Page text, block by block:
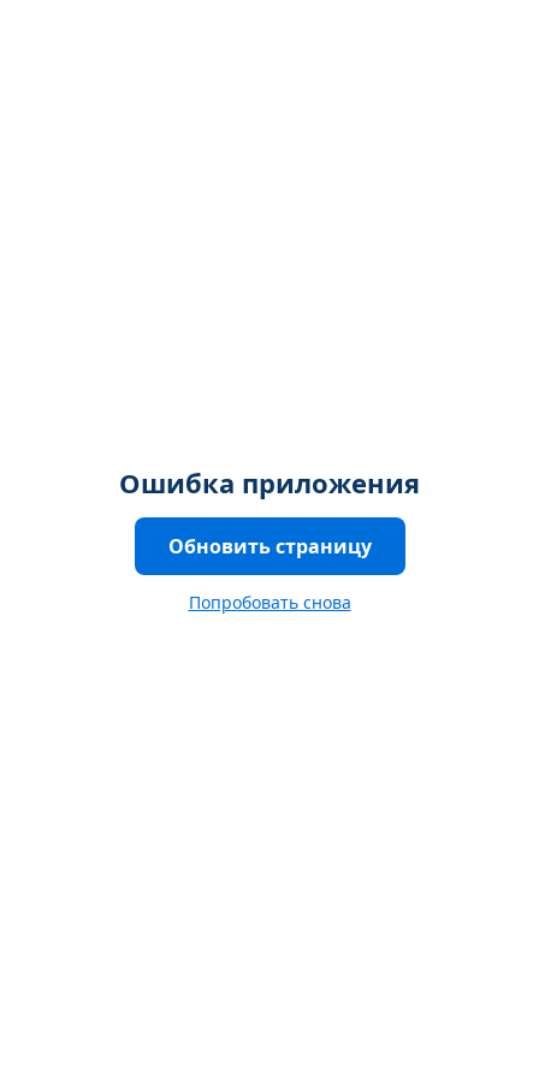
Ошибка приложения
Обновить страницу
Попробовать снова